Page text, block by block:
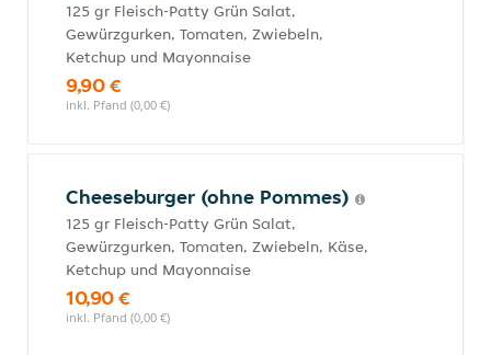
125 gr Fleisch-Patty Grün Salat,
Gewürzgurken, Tomaten, Zwiebeln,
Ketchup und Mayonnaise
9,90 €
inkl. Pfand (0,00 €)
Cheeseburger (ohne Pommes)
125 gr Fleisch-Patty Grün Salat,
Gewürzgurken, Tomaten, Zwiebeln, Käse,
Ketchup und Mayonnaise
10,90 €
inkl. Pfand (0,00 €)